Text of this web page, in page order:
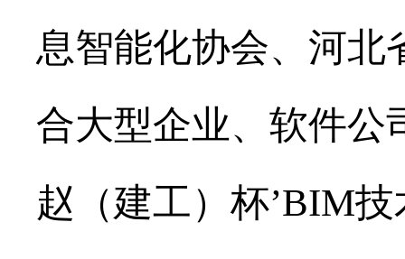
息智能化协会、河北
合大型企业、软件公
赵（建工）杯’BIM